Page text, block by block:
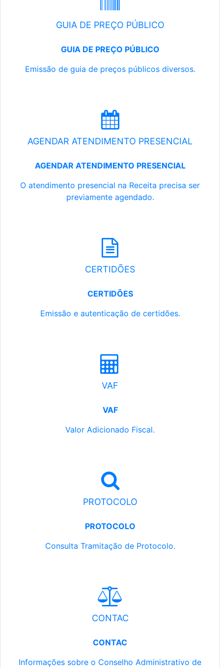
GUIA DE PREÇO PÚBLICO
GUIA DE PREÇO PÚBLICO
Emissão de guia de preços públicos diversos.
AGENDAR ATENDIMENTO PRESENCIAL
AGENDAR ATENDIMENTO PRESENCIAL
O atendimento presencial na Receita precisa ser
previamente agendado.
CERTIDÕES
CERTIDÕES
Emissão e autenticação de certidões.
VAF
VAF
Valor Adicionado Fiscal.
PROTOCOLO
PROTOCOLO
Consulta Tramitação de Protocolo.
CONTAC
CONTAC
Informações sobre o Conselho Administrativo de